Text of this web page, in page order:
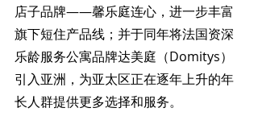
店子品牌——馨乐庭连心，进一步丰富
旗下短住产品线；并于同年将法国资深
乐龄服务公寓品牌达美庭（Domitys）
引入亚洲，为亚太区正在逐年上升的年
长人群提供更多选择和服务。